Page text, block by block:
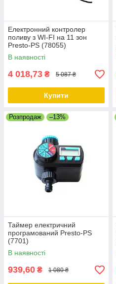
Електронний контролер
поливу з WI-FI на 11 зон
Presto-PS (78055)
В наявності
4 018,73 ₴ 5 087 ₴
Купити
Розпродаж –13%
Таймер електричний
програмований Presto-PS
(7701)
В наявності
939,60 ₴ 1 080 ₴